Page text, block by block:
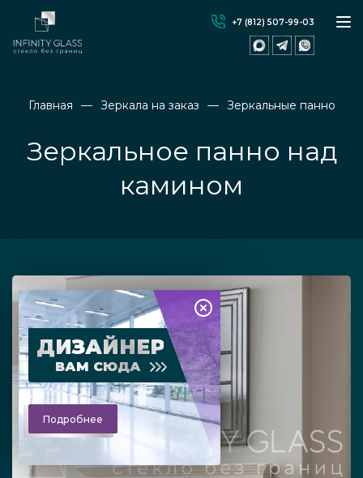
+7 (812) 507-99-03
Главная Зеркала на заказ Зеркальные панно
Зеркальное панно над
камином
ДИЗАЙНЕР
ВАМ СЮДА
Подробнее